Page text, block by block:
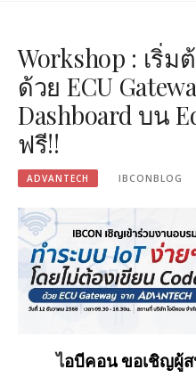
Workshop : เริ่
ด้วย ECU
Dashboard บน
ฟรี!!
ADVANTECH IBCONBLOG
ไอบีคอน ขอเชิญผู้ส